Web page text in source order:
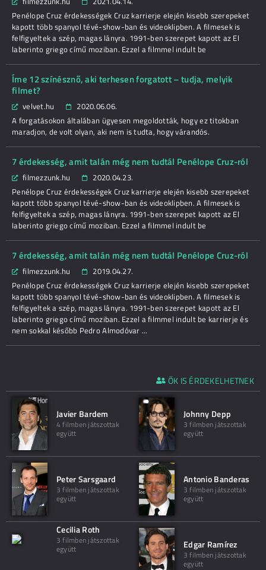
Penélope Cruz érdekességek Cruz karrierje elején kisebb szerepeket
kapott több spanyol tévé-show-ban és videoklipben. A filmesek is
felfigyeltek a szép, magas lányra. 1991-ben szerepet kapott az El
laberinto griego című moziban. Ezzel a filmmel indult be
Íme 12 színésznő, aki terhesen forgatott – tudja, melyik
filmet?
velvet.hu
2020.06.06.
A forgatásokon általában ügyesen megoldották, hogy ez titokban
maradjon, de volt olyan, aki nem is tudta, hogy várandós.
7 érdekesség, amit talán még nem tudtál Penélope Cruz-ról
filmezzunk.hu
2020.04.23.
Penélope Cruz érdekességek Cruz karrierje elején kisebb szerepeket
kapott több spanyol tévé-show-ban és videoklipben. A filmesek is
felfigyeltek a szép, magas lányra. 1991-ben szerepet kapott az El
laberinto griego című moziban. Ezzel a filmmel indult be
7 érdekesség, amit talán még nem tudtál Penélope Cruz-ról
filmezzunk.hu
2019.04.27.
Penélope Cruz érdekességek Cruz karrierje elején kisebb szerepeket
kapott több spanyol tévé-show-ban és videoklipben. A filmesek is
felfigyeltek a szép, magas lányra. 1991-ben szerepet kapott az El
laberinto griego című moziban. Ezzel a filmmel indult be karrierje és
nem sokkal később Pedro Almodóvar ...
ŐK IS ÉRDEKELHETNEK
Javier Bardem
4 filmben játszottak
együtt
Johnny Depp
3 filmben játszottak
együtt
Peter Sarsgaard
3 filmben játszottak
együtt
Antonio Banderas
3 filmben játszottak
együtt
Cecilia Roth
3 filmben játszottak
együtt Edgar Ramírez
3 filmben játszottak
együtt